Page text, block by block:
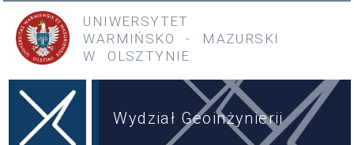
Przejdź do treści
Przejdź do menu głównego
UNIWERSYTET
WARMIŃSKO
- MAZURSKI
W OLSZTYNIE
Wydział Geoinżynierii